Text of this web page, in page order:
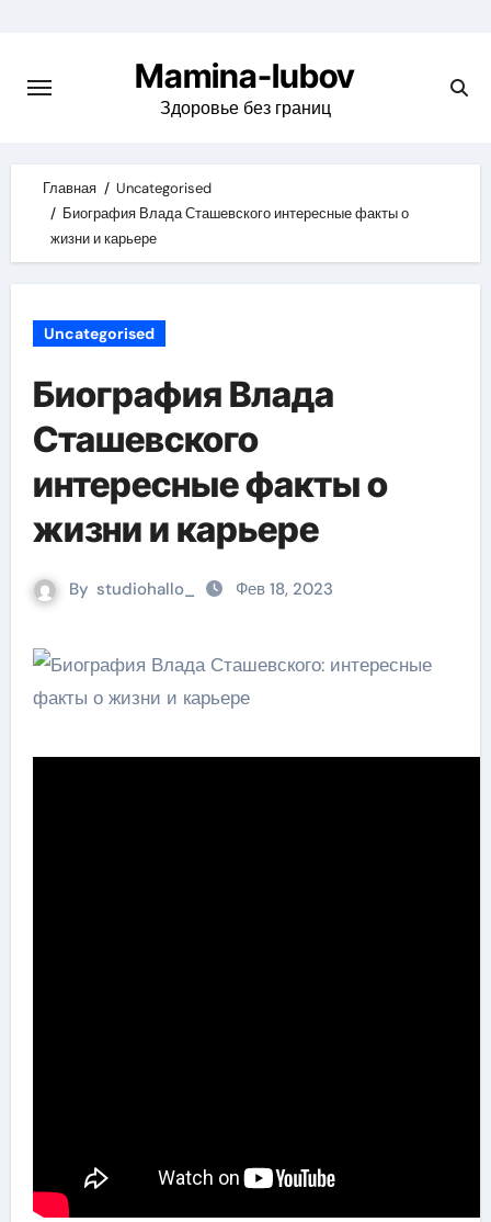
content
Mamina-lubov
Здоровье без границ
Главная
Uncategorised
Биография Влада Сташевского интересные факты о
жизни и карьере
Uncategorised
Биография Влада
Сташевского
интересные факты о
жизни и карьере
By studiohallo_ Фев 18, 2023